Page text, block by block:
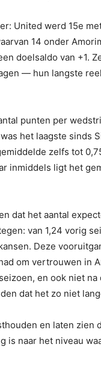
United werd 15e
14 onder
doelsaldo van +1.
— hun langste
punten per
het laagste sinds
zelfs tot
inmiddels ligt het
dat het aantal
van 1,24 vorig
Deze
om vertrouwen in
en ook niet
dat het zo niet
en laten zien
is naar het niveau